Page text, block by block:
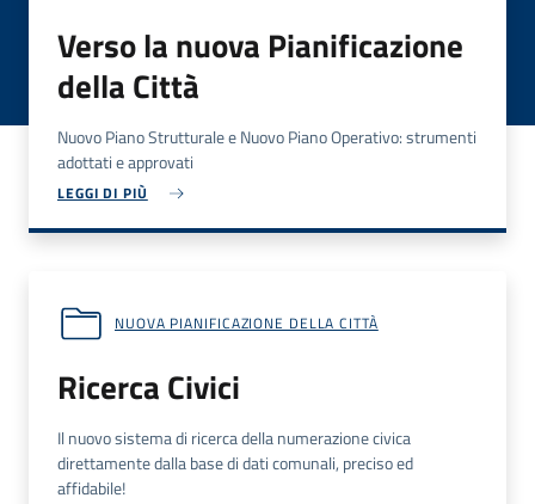
Verso la nuova Pianificazione
della Città
Nuovo Piano Strutturale e Nuovo Piano Operativo: strumenti
adottati e approvati
LEGGI DI PIÙ
NUOVA PIANIFICAZIONE DELLA CITTÀ
Ricerca Civici
Il nuovo sistema di ricerca della numerazione civica
direttamente dalla base di dati comunali, preciso ed
affidabile!